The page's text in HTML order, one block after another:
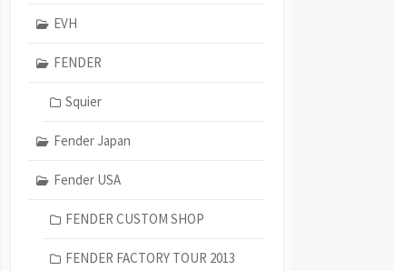
EVH
FENDER
Squier
Fender Japan
Fender USA
FENDER CUSTOM SHOP
FENDER FACTORY TOUR 2013